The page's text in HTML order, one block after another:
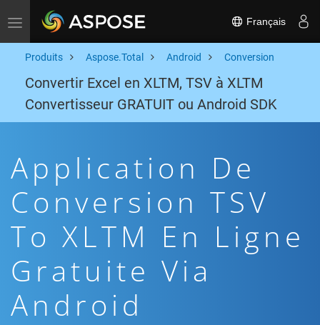
Toggle navigation Français
Produits Aspose.Total Android Conversion
Convertir Excel en XLTM, TSV à XLTM
Convertisseur GRATUIT ou Android SDK
Application De
Conversion TSV
To XLTM En Ligne
Gratuite Via
Android